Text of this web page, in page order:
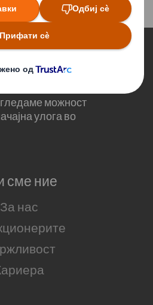
за
што се менува
можност
улога во
сме ние
За нас